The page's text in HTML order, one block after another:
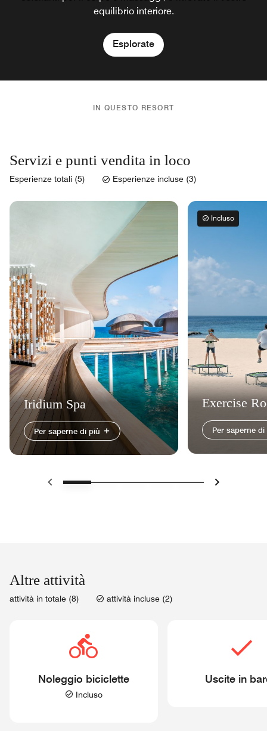
equilibrio interiore.
Esplorate
IN QUESTO RESORT
Servizi e punti vendita in loco
Esperienze totali (5) Esperienze incluse (3)
Iridium Spa
Per saperne di più
Incluso
Exercise
Per saperne
Precedente
Altre attività
attività in totale (8) attività incluse (2)
Noleggio biciclette
Incluso
Uscite in